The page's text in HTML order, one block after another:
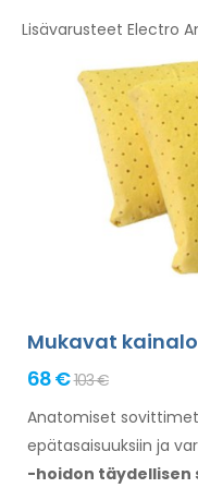
Lisävarusteet Electro
Mukavat
68 €103 €
Anatomiset
epätasaisuuksiin ja
-hoidon täydellisen